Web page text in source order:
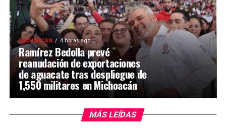
MICHOACÁN 4 horas ago
Ramírez Bedolla prevé
reanudación de exportaciones
de aguacate tras despliegue de
1,550 militares en Michoacán
MÁS LEÍDAS